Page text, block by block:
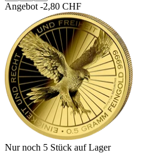
Angebot -2,80 CHF
Nur noch 5 Stück auf Lager